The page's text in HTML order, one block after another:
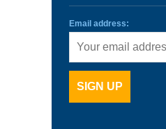
Email address: